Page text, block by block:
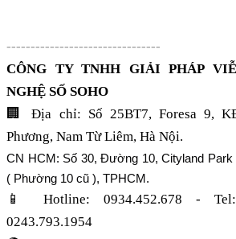
--------------------------------
CÔNG TY TNHH GIẢI PHÁP
NGHỆ SỐ SOHO
🏢 Địa chỉ: Số 25BT7, Foresa 9,
Phương, Nam Từ Liêm, Hà Nội.
CN HCM: Số 30, Đường 10, Cityland
( Phường 10 cũ ), TPHCM.
📱 Hotline: 0934.452.678 - Tel:
0243.793.1954